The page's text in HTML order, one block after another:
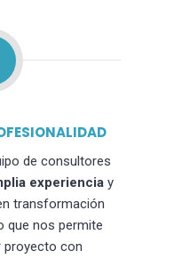
de consultores
experienciay
transformación
que nos permite
proyecto con